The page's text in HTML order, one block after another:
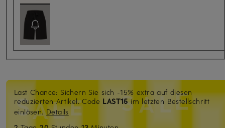
Last Chance: Sichern Sie sich -15% extra auf diesen
reduzierten Artikel. Code LAST15im letzten Bestellschritt
einlösen.Details